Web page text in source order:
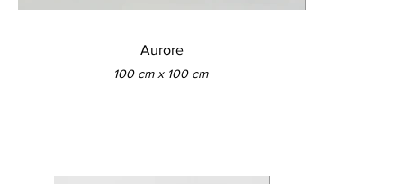
Aurore
100 cm x 100 cm